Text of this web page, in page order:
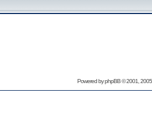
Powered byphpBB© 2001,